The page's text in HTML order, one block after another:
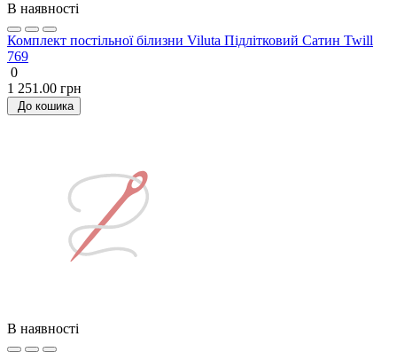
В наявності
Комплект постільної білизни Viluta Підлітковий Сатин Twill
769
0
1 251.00 грн
До кошика
В наявності